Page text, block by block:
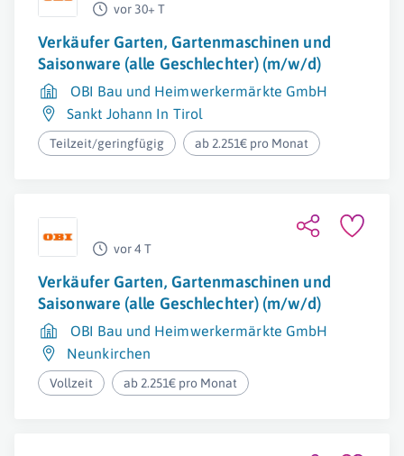
vor 30+ T
Verkäufer Garten, Gartenmaschinen und
Saisonware (alle Geschlechter) (m/w/d)
OBI Bau und Heimwerkermärkte GmbH
Sankt Johann In Tirol
Teilzeit/geringfügig ab 2.251€ pro Monat
vor 4 T
Verkäufer Garten, Gartenmaschinen und
Saisonware (alle Geschlechter) (m/w/d)
OBI Bau und Heimwerkermärkte GmbH
Neunkirchen
Vollzeit ab 2.251€ pro Monat